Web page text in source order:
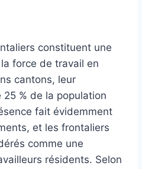
constituent une
force de travail en
cantons, leur
% de la population
fait évidemment
et les frontaliers
comme une
résidents. Selon